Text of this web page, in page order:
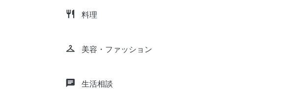
restaurant 料理
checkroom 美容・ファッション
chat 生活相談